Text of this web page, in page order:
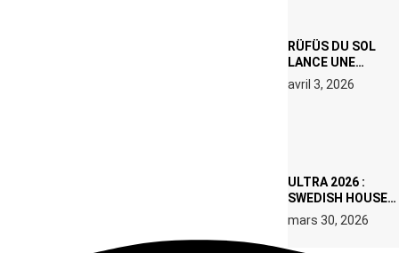
RÜFÜS DU SOL
LANCE UNE
RÉSIDENCE DJ
SET DE QUATRE
avril 3, 2026
ULTRA 2026 :
SWEDISH HOUSE
MAFIA RETROUVE
ERIC PRYDZ DANS
UN MOMENT
mars 30, 2026